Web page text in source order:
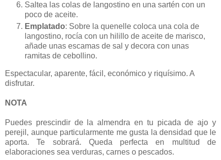
Saltea las colas de langostino en una sartén con un
poco de aceite.
Emplatado: Sobre la quenelle coloca una cola de
langostino, rocía con un hilillo de aceite de marisco,
añade unas escamas de sal y decora con unas
ramitas de cebollino.
Espectacular, aparente, fácil, económico y riquísimo. A
disfrutar.
NOTA
Puedes prescindir de la almendra en tu picada de ajo y
perejil, aunque particularmente me gusta la densidad que le
aporta. Te sobrará. Queda perfecta en multitud de
elaboraciones sea verduras, carnes o pescados.